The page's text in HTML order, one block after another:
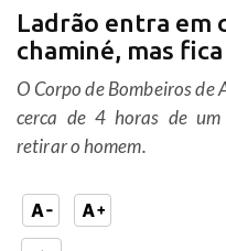
Ladrão entra em
chaminé, mas
O Corpo de Bombeiros de
cerca de 4 horas de um
retirar o homem.